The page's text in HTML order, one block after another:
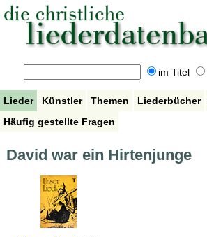
im Titel
Lieder Künstler Themen Liederbücher
Häufig gestellte Fragen
David war ein Hirtenjunge